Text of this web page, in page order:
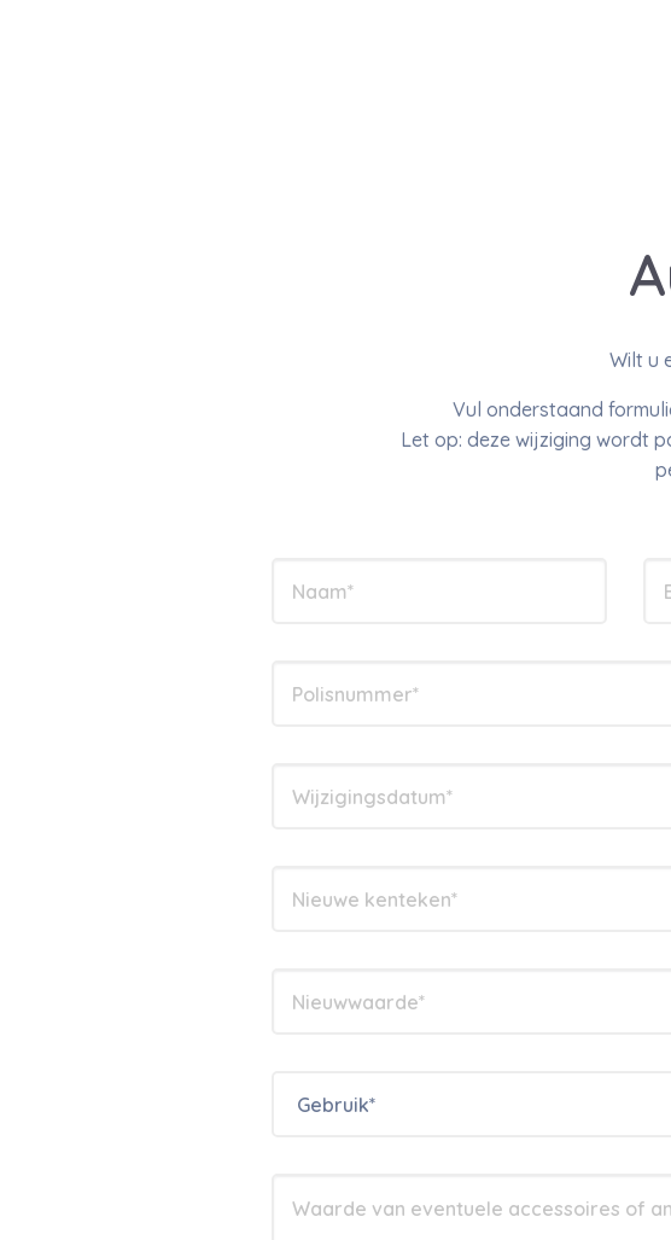
Wilt u
Vul onderstaand
Let op: deze wijziging wordt